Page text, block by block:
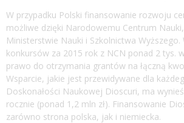
W przypadku Polski finansowanie rozwoju
możliwe dzięki Narodowemu Centrum
Ministerstwie Nauki i Szkolnictwa Wyższego.
konkursów za 2015 rok z NCN ponad 2 tys.
prawo do otrzymania grantów na łączną
Wsparcie, jakie jest przewidywane dla
Doskonałości Naukowej Dioscuri, ma
rocznie (ponad 1,2 mln zł). Finansowanie
zarówno strona polska, jak i niemiecka.